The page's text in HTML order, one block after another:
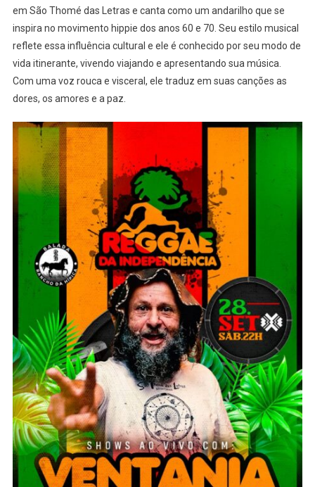
Hípica
Em
em São Thomé das Letras e canta como um andarilho que se
inspira no movimento hippie dos anos 60 e 70. Seu estilo musical
reflete essa influência cultural e ele é conhecido por seu modo de
vida itinerante, vivendo viajando e apresentando sua música.
Com uma voz rouca e visceral, ele traduz em suas canções as
dores, os amores e a paz.